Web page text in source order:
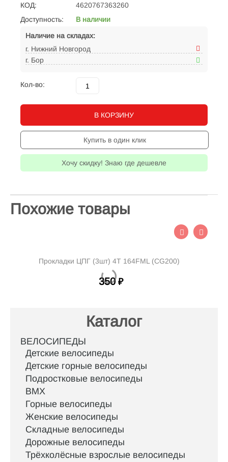
КОД:
4620767363260
Доступность:
В наличии
Наличие на складах:
г. Нижний Новгород
г. Бор
Кол-во:
В КОРЗИНУ
Купить в один клик
Хочу скидку! Знаю где дешевле
Похожие товары
Прокладки ЦПГ (3шт) 4T 164FML (CG200)
350 ₽
Каталог
ВЕЛОСИПЕДЫ
Детские велосипеды
Детские горные велосипеды
Подростковые велосипеды
BMX
Горные велосипеды
Женские велосипеды
Складные велосипеды
Дорожные велосипеды
Трёхколёсные взрослые велосипеды